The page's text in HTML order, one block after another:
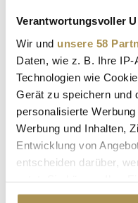
Verantwortungsvoller
Wir und unsere 58
Daten, wie z. B. Ihre
Technologien wie
Gerät zu speichern und
personalisierte
Werbung und Inhalten,
Entwicklung von
entscheiden darüber,
Cookie-Erklärung oder